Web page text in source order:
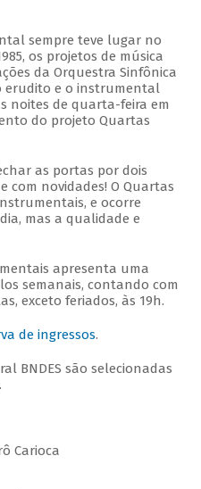
sempre teve lugar no
os projetos de música
da Orquestra Sinfônica
o erudito e o instrumental
noites de quarta-feira em
do projeto Quartas
as portas por dois
com novidades! O Quartas
e ocorre
mas a qualidade e
apresenta uma
semanais, contando com
exceto feriados, às 19h.
de ingressos.
BNDES são selecionadas
Carioca